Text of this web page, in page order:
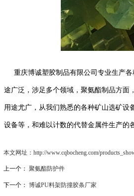
重庆博诚塑胶制品有限公司专业生产各
途广泛，涉足多个领域，聚氨酯制品方面
用途尤广，从我们熟悉的各种矿山选矿
设备等，和难以计数的代替金属件生产的
本文网址：http://www.cqbocheng.com/
上一个： 聚氨酯防护件
下一个： 博诚PU料架防撞胶条厂家